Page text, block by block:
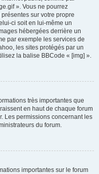
». Vous ne pourrez
sur votre propre
ci soit en lui-même un
hébergées derrière un
par exemple les services de
les sites protégés par un
la balise BBCode « [img] ».
très importantes que
en haut de chaque forum
Les permissions concernant les
du forum.
importantes sur le forum